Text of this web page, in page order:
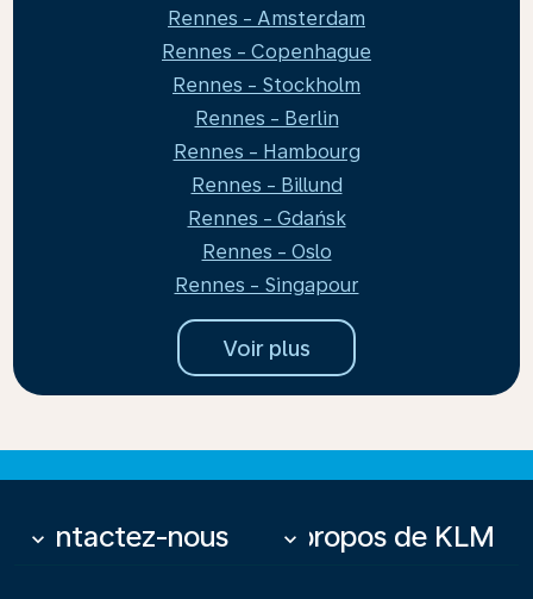
Rennes - Amsterdam
Rennes - Copenhague
Rennes - Stockholm
Rennes - Berlin
Rennes - Hambourg
Rennes - Billund
Rennes - Gdańsk
Rennes - Oslo
Rennes - Singapour
Voir plus
Contactez-nous
keyboard_arrow_down À propos de KLM
keyboard_arrow_down